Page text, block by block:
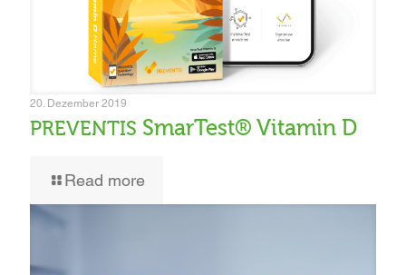
20. Dezember 2019
PREVENTIS SmarTest® Vitamin D
Read more